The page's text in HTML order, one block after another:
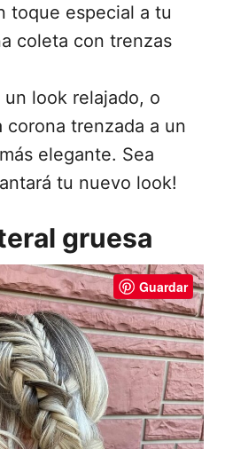
toque especial a tu
coleta con trenzas
look relajado, o
trenzada a un
elegante. Sea
tu nuevo look!
gruesa
Guardar